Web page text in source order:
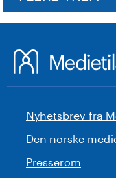
Nyhetsbrev fra
Den norske
Presserom